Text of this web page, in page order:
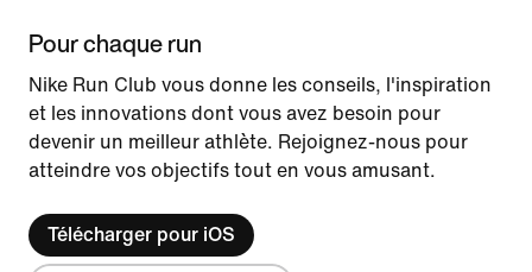
Pour chaque run
Nike Run Club vous donne les conseils, l'inspiration
et les innovations dont vous avez besoin pour
devenir un meilleur athlète. Rejoignez-nous pour
atteindre vos objectifs tout en vous amusant.
Télécharger pour iOS